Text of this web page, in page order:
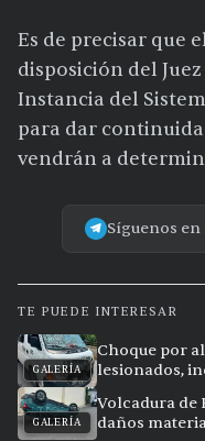
Es de precisar que
disposición del
Instancia del
para dar
vendrán a
Síguenos
TE PUEDE INTERESAR
GALERÍA
Choque por
lesionados,
GALERÍA
Volcadura de
daños